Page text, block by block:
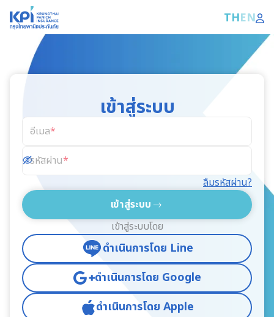
THEN
เข้าสู่ระบบ
อีเมล
รหัสผ่าน
ลืมรหัสผ่าน?
เข้าสู่ระบบ
เข้าสู่ระบบโดย
ดำเนินการโดย Line
ดำเนินการโดย Google
ดำเนินการโดย Apple